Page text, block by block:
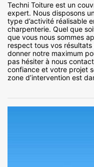
Techni Toiture est un
expert. Nous disposons
type d’activité réalisable
charpenterie. Quel que
que vous nous sommes
respect tous vos
donner notre maximum
pas hésiter à nous
confiance et votre projet
zone d’intervention est